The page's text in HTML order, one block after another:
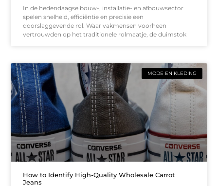
In de hedendaagse bouw-, installatie- en afbouwsector
spelen snelheid, efficiëntie en precisie een
doorslaggevende rol. Waar vakmensen voorheen
vertrouwden op het traditionele rolmaatje, de duimstok
MODE EN KLEDING
How to Identify High-Quality Wholesale Carrot
Jeans